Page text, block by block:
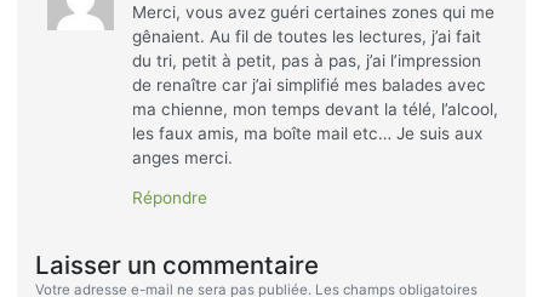
Merci, vous avez guéri certaines zones qui me
gênaient. Au fil de toutes les lectures, j’ai fait
du tri, petit à petit, pas à pas, j’ai l’impression
de renaître car j’ai simplifié mes balades avec
ma chienne, mon temps devant la télé, l’alcool,
les faux amis, ma boîte mail etc… Je suis aux
anges merci.
Répondre
Laisser un commentaire
Votre adresse e-mail ne sera pas publiée. Les champs obligatoires